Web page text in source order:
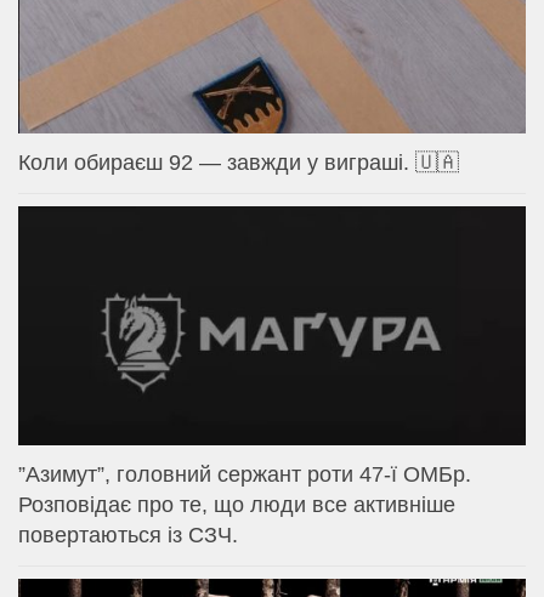
Коли обираєш 92 — завжди у виграші. 🇺🇦
⁨”Азимут”, головний сержант роти 47-ї ОМБр.
Розповідає про те, що люди все активніше
повертаються із СЗЧ.